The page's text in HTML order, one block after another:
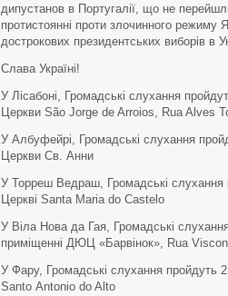
дипустанов в Португалії, що не
протистоянні проти злочинного режиму
дострокових президентських виборів в
Слава Україні!
У Лісабоні, Громадські слухання
Церкви São Jorge de Arroios, Rua Alves
У Албуфейрі, Громадські слухання
Церкви Св. Анни
У Торреш Ведраш, Громадські
Церкві Santa Maria do Castelo
У Віла Нова да Гая, Громадські
приміщенні ДЮЦ «Барвінок», Rua
У Фару, Громадські слухання пройдуть
Santo Antonio do Alto